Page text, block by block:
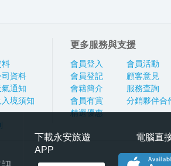
料
資料
通知
境須知
更多服務與支援
會員登入
會員登記
會籍簡介
會員有賞
精選優惠
會員活動
顧客意見
服務查詢
分銷夥伴合
下載永安旅遊
APP
電腦直